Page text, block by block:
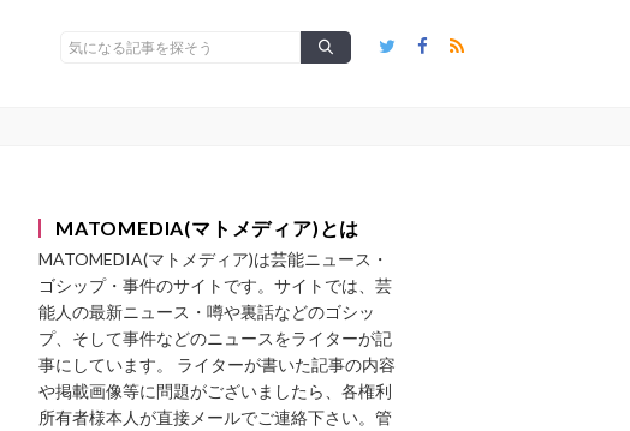
MATOMEDIA(マトメディア)とは
MATOMEDIA(マトメディア)は芸能ニュース・
ゴシップ・事件のサイトです。サイトでは、芸
能人の最新ニュース・噂や裏話などのゴシッ
プ、そして事件などのニュースをライターが記
事にしています。 ライターが書いた記事の内容
や掲載画像等に問題がございましたら、各権利
所有者様本人が直接メールでご連絡下さい。管